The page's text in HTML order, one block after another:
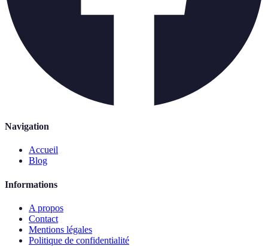
Navigation
Accueil
Blog
Informations
A propos
Contact
Mentions légales
Politique de confidentialité